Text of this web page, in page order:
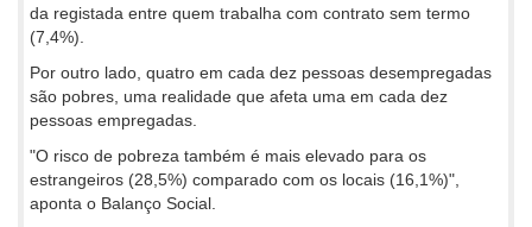
da registada entre quem trabalha com contrato sem termo
(7,4%).
Por outro lado, quatro em cada dez pessoas desempregadas
são pobres, uma realidade que afeta uma em cada dez
pessoas empregadas.
"O risco de pobreza também é mais elevado para os
estrangeiros (28,5%) comparado com os locais (16,1%)",
aponta o Balanço Social.